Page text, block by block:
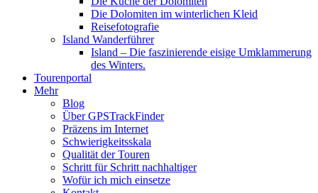
Die Dolomiten im winterlichen Kleid
Reisefotografie
Island Wanderführer
Island – Die faszinierende eisige Umklammerung
des Winters.
Tourenportal
Mehr
Blog
Über GPSTrackFinder
Präzens im Internet
Schwierigkeitsskala
Qualität der Touren
Schritt für Schritt nachhaltiger
Wofür ich mich einsetze